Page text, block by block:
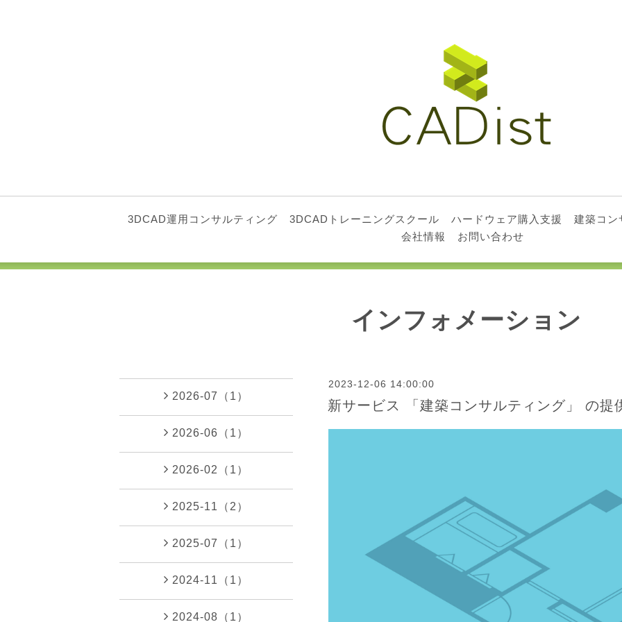
3DCAD運用コンサルティング 3DCADトレーニングスクール ハードウェア購入支援
建築コン
会社情報
お問い合わせ
インフォメーション
2023-12-06 14:00:00
新サービス 「建築コンサルティング」 の提
2026-07（1）
2026-06（1）
2026-02（1）
2025-11（2）
2025-07（1）
2024-11（1）
2024-08（1）